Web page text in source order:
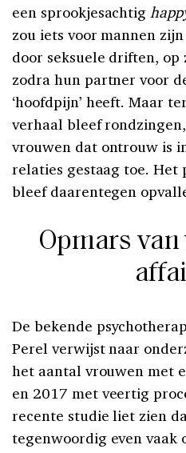
een sprookjesachtig
zou iets voor mannen
door seksuele driften,
zodra hun partner voor
‘hoofdpijn’ heeft. Maar
verhaal bleef
vrouwen dat ontrouw is
relaties gestaag toe. Het
bleef daarentegen
Opmars
De bekende
Perel verwijst naar
het aantal vrouwen met
en 2017 met veertig
recente studie liet zien
tegenwoordig even vaak